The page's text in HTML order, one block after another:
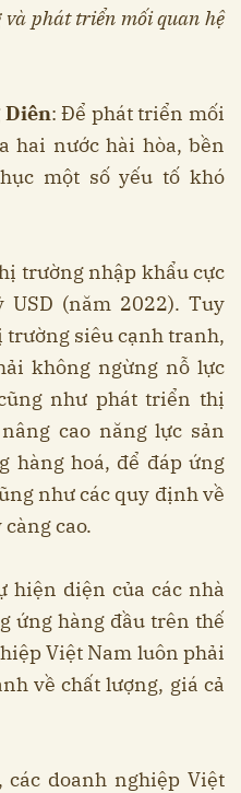
và phát triển mối quan hệ
Diên: Để phát triển mối
hai nước hài hòa, bền
một số yếu tố khó
trường nhập khẩu cực
(năm 2022). Tuy
siêu cạnh tranh,
không ngừng nỗ lực
như phát triển thị
cao năng lực sản
hàng hoá, để đáp ứng
như các quy định về
cao.
hiện diện của các nhà
ứng hàng đầu trên thế
Việt Nam luôn phải
về chất lượng, giá cả
doanh nghiệp Việt